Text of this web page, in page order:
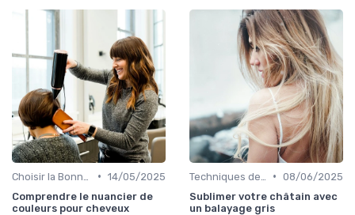
• 14/05/2025
Comprendre le nuancier de
couleurs pour cheveux
• 08/06/2025
Sublimer votre châtain avec
un balayage gris